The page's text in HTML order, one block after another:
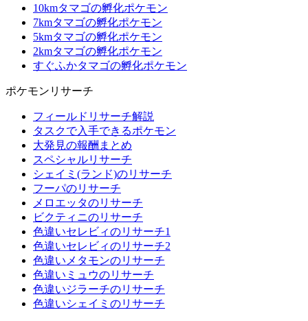
10kmタマゴの孵化ポケモン
7kmタマゴの孵化ポケモン
5kmタマゴの孵化ポケモン
2kmタマゴの孵化ポケモン
すぐふかタマゴの孵化ポケモン
ポケモンリサーチ
フィールドリサーチ解説
タスクで入手できるポケモン
大発見の報酬まとめ
スペシャルリサーチ
シェイミ(ランド)のリサーチ
フーパのリサーチ
メロエッタのリサーチ
ビクティニのリサーチ
色違いセレビィのリサーチ1
色違いセレビィのリサーチ2
色違いメタモンのリサーチ
色違いミュウのリサーチ
色違いジラーチのリサーチ
色違いシェイミのリサーチ